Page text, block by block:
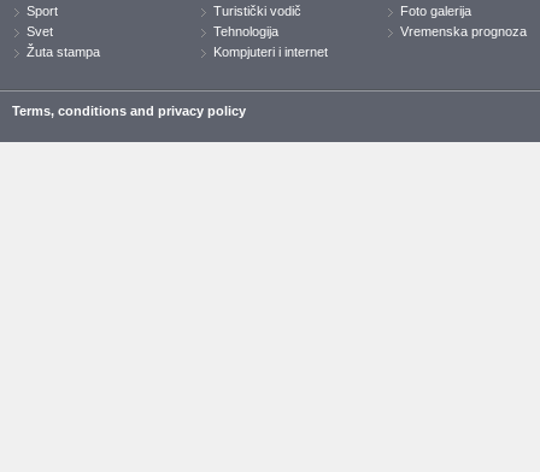
Sport
Svet
Žuta stampa
Turistički vodič
Tehnologija
Kompjuteri i internet
Foto galerija
Vremenska prognoza
Terms, conditions and privacy policy